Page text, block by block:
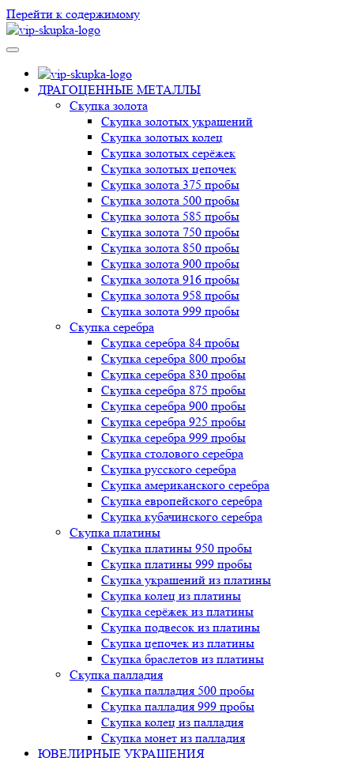
Перейти к содержимому
ДРАГОЦЕННЫЕ МЕТАЛЛЫ
Скупка золота
Скупка золотых украшений
Скупка золотых колец
Скупка золотых серёжек
Скупка золотых цепочек
Скупка золота 375 пробы
Скупка золота 500 пробы
Скупка золота 585 пробы
Скупка золота 750 пробы
Скупка золота 850 пробы
Скупка золота 900 пробы
Скупка золота 916 пробы
Скупка золота 958 пробы
Скупка золота 999 пробы
Скупка серебра
Скупка серебра 84 пробы
Скупка серебра 800 пробы
Скупка серебра 830 пробы
Скупка серебра 875 пробы
Скупка серебра 900 пробы
Скупка серебра 925 пробы
Скупка серебра 999 пробы
Скупка столового серебра
Скупка русского серебра
Скупка американского серебра
Скупка европейского серебра
Скупка кубачинского серебра
Скупка платины
Скупка платины 950 пробы
Скупка платины 999 пробы
Скупка украшений из платины
Скупка колец из платины
Скупка серёжек из платины
Скупка подвесок из платины
Скупка цепочек из платины
Скупка браслетов из платины
Скупка палладия
Скупка палладия 500 пробы
Скупка палладия 999 пробы
Скупка колец из палладия
Скупка монет из палладия
ЮВЕЛИРНЫЕ УКРАШЕНИЯ